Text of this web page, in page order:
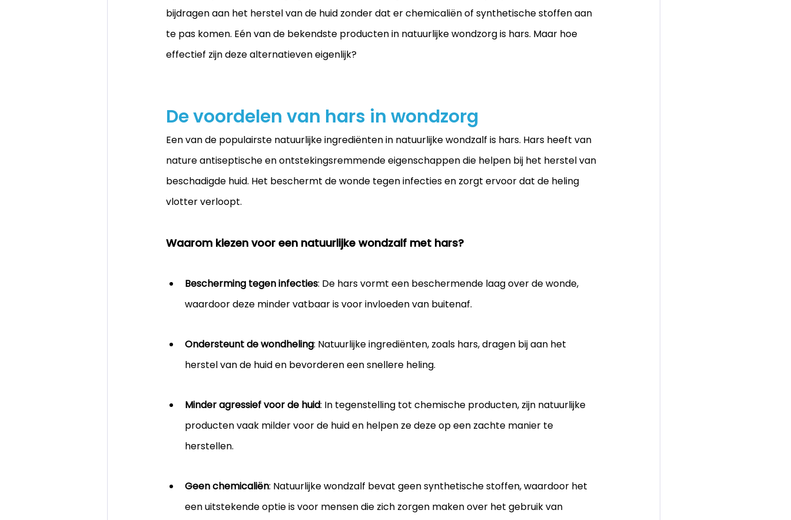
bijdragen aan het herstel van de huid zonder dat er chemicaliën of synthetische stoffen aan
te pas komen. Eén van de bekendste producten in natuurlijke wondzorg is hars. Maar hoe
effectief zijn deze alternatieven eigenlijk?
De voordelen van hars in wondzorg
Een van de populairste natuurlijke ingrediënten in natuurlijke wondzalf is hars. Hars heeft van
nature antiseptische en ontstekingsremmende eigenschappen die helpen bij het herstel van
beschadigde huid. Het beschermt de wonde tegen infecties en zorgt ervoor dat de heling
vlotter verloopt.
Waarom kiezen voor een natuurlijke wondzalf met hars?
Bescherming tegen infecties: De hars vormt een beschermende laag over de wonde,
waardoor deze minder vatbaar is voor invloeden van buitenaf.
Ondersteunt de wondheling: Natuurlijke ingrediënten, zoals hars, dragen bij aan het
herstel van de huid en bevorderen een snellere heling.
Minder agressief voor de huid: In tegenstelling tot chemische producten, zijn natuurlijke
producten vaak milder voor de huid en helpen ze deze op een zachte manier te
herstellen.
Geen chemicaliën: Natuurlijke wondzalf bevat geen synthetische stoffen, waardoor het
een uitstekende optie is voor mensen die zich zorgen maken over het gebruik van